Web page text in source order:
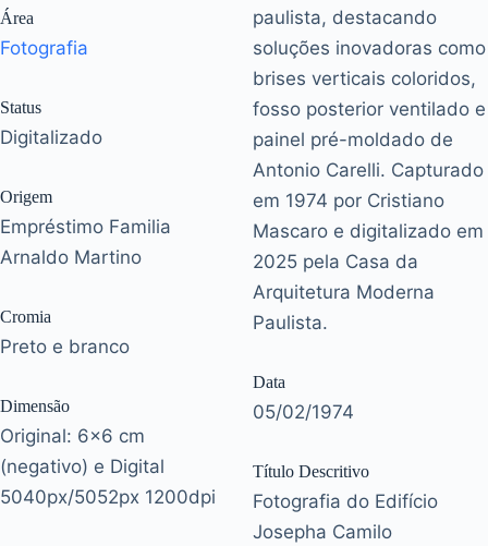
Área
Fotografia
Status
Digitalizado
Origem
Empréstimo Familia
Arnaldo Martino
Cromia
Preto e branco
Dimensão
Original: 6x6 cm
(negativo) e Digital
5040px/5052px 1200dpi
paulista, destacando
soluções inovadoras como
brises verticais coloridos,
fosso posterior ventilado e
painel pré-moldado de
Antonio Carelli. Capturado
em 1974 por Cristiano
Mascaro e digitalizado em
2025 pela Casa da
Arquitetura Moderna
Paulista.
Data
05/02/1974
Título Descritivo
Fotografia do Edifício
Josepha Camilo